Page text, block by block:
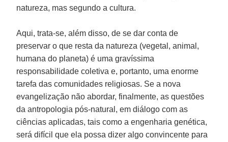
natureza, mas segundo a cultura.
Aqui, trata-se, além disso, de se dar conta de
preservar o que resta da natureza (vegetal, animal,
humana do planeta) é uma gravíssima
responsabilidade coletiva e, portanto, uma enorme
tarefa das comunidades religiosas. Se a nova
evangelização não abordar, finalmente, as questões
da antropologia pós-natural, em diálogo com as
ciências aplicadas, tais como a engenharia genética,
será difícil que ela possa dizer algo convincente para